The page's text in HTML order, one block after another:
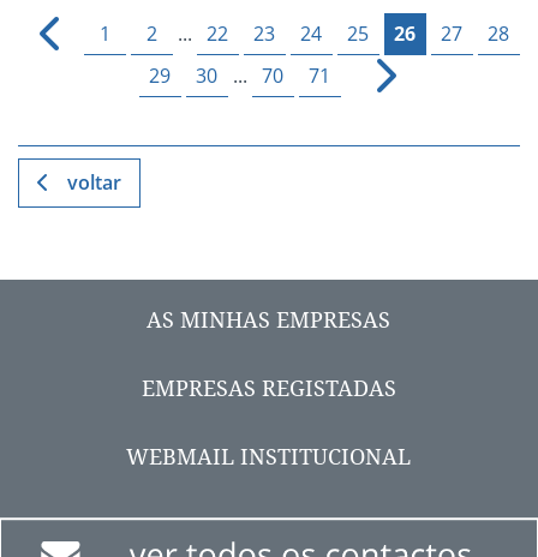
1 2 ... 22 23 24 25 26 27
28
29
30 ... 70 71
voltar
AS MINHAS EMPRESAS
EMPRESAS REGISTADAS
WEBMAIL INSTITUCIONAL